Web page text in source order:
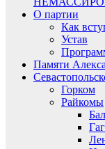
О партии
Как
Устав
Памяти
Горком
Райкомы